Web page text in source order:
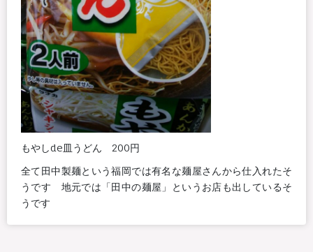
もやしde皿うどん 200円
全て田中製麺という福岡では有名な麺屋さんから仕入れたそ
うです 地元では「田中の麺屋」というお店も出しているそ
うです